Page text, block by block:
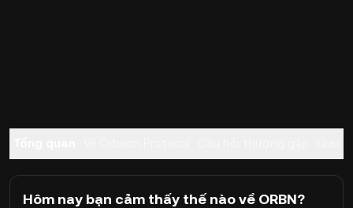
Hôm nay bạn cảm thấy thế nào về ORBN?